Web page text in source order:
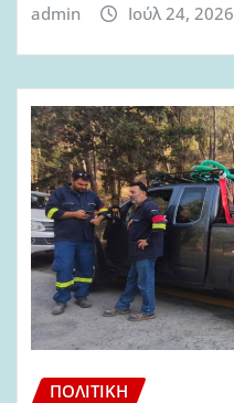
admin Ιούλ 24, 2026
ΠΟΛΙΤΙΚΉ